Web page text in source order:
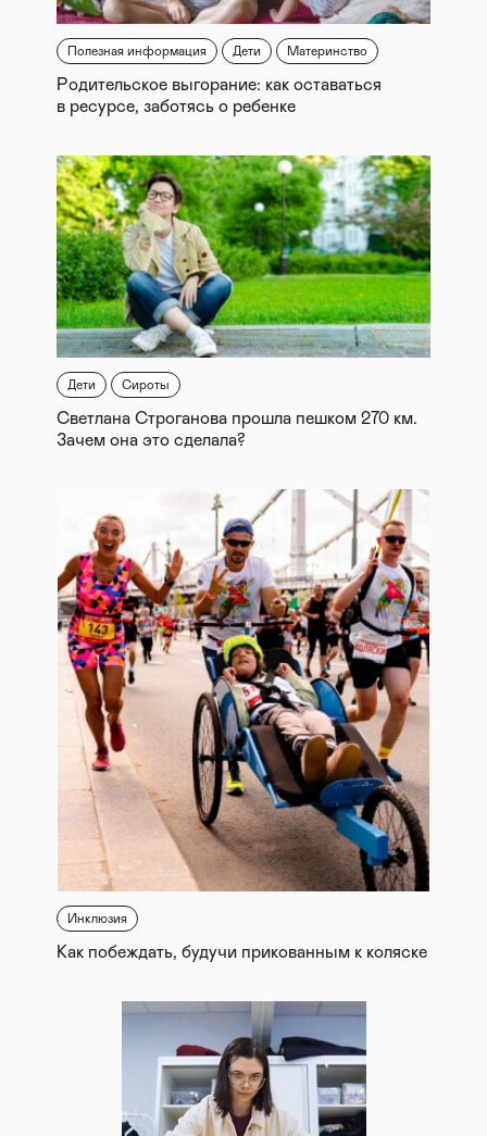
Полезная информация Дети Материнство
Родительское выгорание: как оставаться
в ресурсе, заботясь о ребенке
Дети Сироты
Светлана Строганова прошла пешком 270 км.
Зачем она это сделала?
Инклюзия
Как побеждать, будучи прикованным к коляске